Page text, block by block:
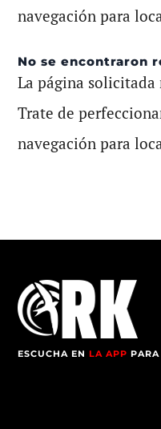
navegación para
No se encontraron
La página solicitada
Trate de
navegación para
ESCUCHA ENLA APP